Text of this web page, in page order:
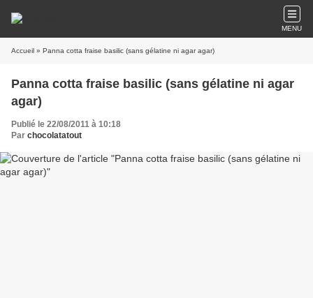
MENU
Accueil » Panna cotta fraise basilic (sans gélatine ni agar agar)
Panna cotta fraise basilic (sans gélatine ni agar
agar)
Publié le 22/08/2011 à 10:18
Par chocolatatout